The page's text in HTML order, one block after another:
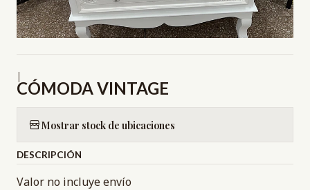
|
CÓMODA VINTAGE
Mostrar stock de ubicaciones
DESCRIPCIÓN
Valor no incluye envío